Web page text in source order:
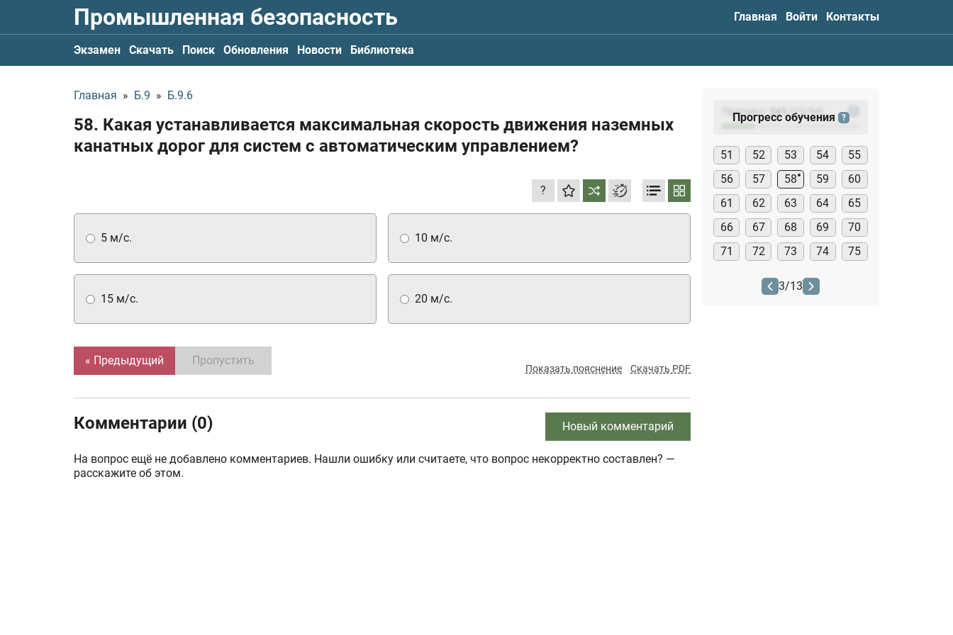
Промышленная безопасность Главная Войти Контакты
Экзамен Скачать Поиск Обновления Новости Библиотека
Главная » Б.9 » Б.9.6
58. Какая устанавливается максимальная скорость движения наземных
канатных дорог для систем с автоматическим управлением?
?
15 м/с.
10 м/с.
5 м/с.
20 м/с.
« Предыдущий Пропустить
Показать пояснение Скачать PDF
Комментарии (0) Новый комментарий
На вопрос ещё не добавлено комментариев. Нашли ошибку или считаете, что вопрос некорректно составлен? —
расскажите об этом.
Прогресс: (23
Прогресс обучения ?
51 52 53 54
55
56
57 58 59
60
61
62 63 64
65
66
67 68 69
70
71
72 73 74 75
3/13